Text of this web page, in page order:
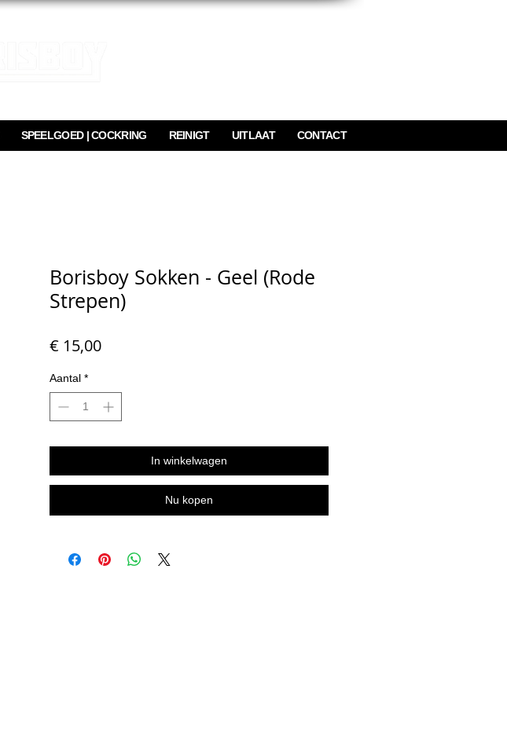
SPEELGOED | COCKRING REINIGT UITLAAT CONTACT
Borisboy Sokken - Geel (Rode
Strepen)
€ 15,00Prijs
Aantal *
In winkelwagen
Nu kopen